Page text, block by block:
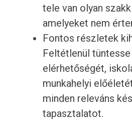
tele van olyan
amelyeket nem
Fontos részletek
Feltétlenül
elérhetőségét,
munkahelyi
minden releváns
tapasztalatot.